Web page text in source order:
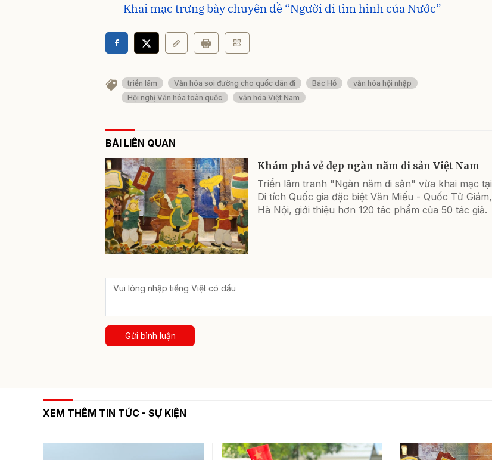
Khai mạc trưng bày chuyên đề “Người đi tìm hình của Nước”
triển lãm Văn hóa soi đường cho quốc dân đi Bác Hồ
văn hóa hội nhập
Hội nghị Văn hóa toàn quốc
văn hóa Việt Nam
BÀI LIÊN QUAN
Khám phá vẻ đẹp ngàn năm di sản Việt Nam
Triển lãm tranh "Ngàn năm di sản" vừa khai mạc tại
Di tích Quốc gia đặc biệt Văn Miếu - Quốc Tử Giám,
Hà Nội, giới thiệu hơn 120 tác phẩm của 50 tác giả.
Gửi bình luận
XEM THÊM TIN TỨC - SỰ KIỆN